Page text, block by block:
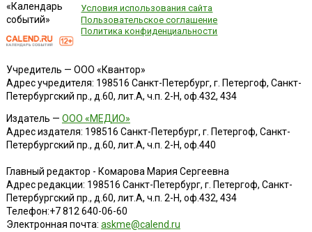
«Календарь
событий»
Условия использования сайта
Пользовательское соглашение
Политика конфиденциальности
Учредитель — ООО «Квантор»
Адрес учредителя: 198516 Санкт-Петербург, г. Петергоф, Санкт-
Петербургский пр., д.60, лит.А, ч.п. 2-Н, оф.432, 434
Издатель — ООО «МЕДИО»
Адрес издателя: 198516 Санкт-Петербург, г. Петергоф, Санкт-
Петербургский пр., д.60, лит.А, ч.п. 2-Н, оф.440
Главный редактор - Комарова Мария Сергеевна
Адрес редакции: 198516 Санкт-Петербург, г. Петергоф, Санкт-
Петербургский пр., д.60, лит.А, ч.п. 2-Н, оф.432, 434
Телефон:+7 812 640-06-60
Электронная почта: askme@calend.ru